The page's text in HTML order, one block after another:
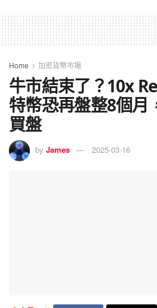
Home 加密貨幣市場
牛市結束了？10x
特幣恐再盤整8個月
買盤
by James 2025-03-16